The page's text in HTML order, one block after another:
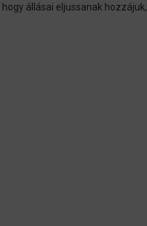
állásai eljussanak hozzájuk,